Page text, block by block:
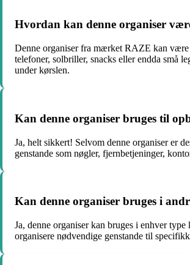
Hvordan kan denne organiser
Denne organiser fra mærket RAZE kan være
telefoner, solbriller, snacks eller endda små
under kørslen.
Kan denne organiser bruges til
Ja, helt sikkert! Selvom denne organiser er
genstande som nøgler, fjernbetjeninger,
Kan denne organiser bruges i
Ja, denne organiser kan bruges i enhver
organisere nødvendige genstande til